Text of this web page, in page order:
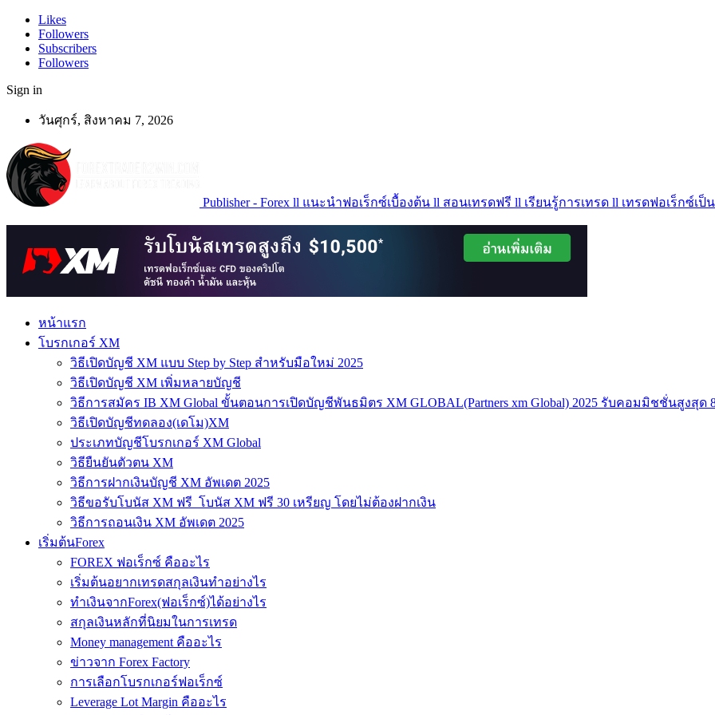
Likes
Followers
Subscribers
Followers
Sign in
วันศุกร์, สิงหาคม 7, 2026
Publisher - Forex ll แนะนำฟอเร็กซ์เบื้องต้น ll สอนเทรดฟรี ll เรียนรู้การเทรด ll เทรดฟอเร็กซ์เป็
หน้าแรก
โบรกเกอร์ XM
วิธีเปิดบัญชี XM แบบ Step by Step สำหรับมือใหม่ 2025
วิธีเปิดบัญชี XM เพิ่มหลายบัญชี
วิธีการสมัคร IB XM Global ขั้นตอนการเปิดบัญชีพันธมิตร XM GLOBAL(Partners xm Global) 2025 รับคอมมิชชั่นสูงสุด
วิธีเปิดบัญชีทดลอง(เดโม)XM
ประเภทบัญชีโบรกเกอร์ XM Global
วิธียืนยันตัวตน XM
วิธีการฝากเงินบัญชี XM อัพเดต 2025
วิธีขอรับโบนัส XM ฟรี โบนัส XM ฟรี 30 เหรียญ โดยไม่ต้องฝากเงิน
วิธีการถอนเงิน XM อัพเดต 2025
เริ่มต้นForex
FOREX ฟอเร็กซ์ คืออะไร
เริ่มต้นอยากเทรดสกุลเงินทำอย่างไร
ทำเงินจากForex(ฟอเร็กซ์)ได้อย่างไร
สกุลเงินหลักที่นิยมในการเทรด
Money management คืออะไร
ข่าวจาก Forex Factory
การเลือกโบรกเกอร์ฟอเร็กซ์
Leverage Lot Margin คืออะไร